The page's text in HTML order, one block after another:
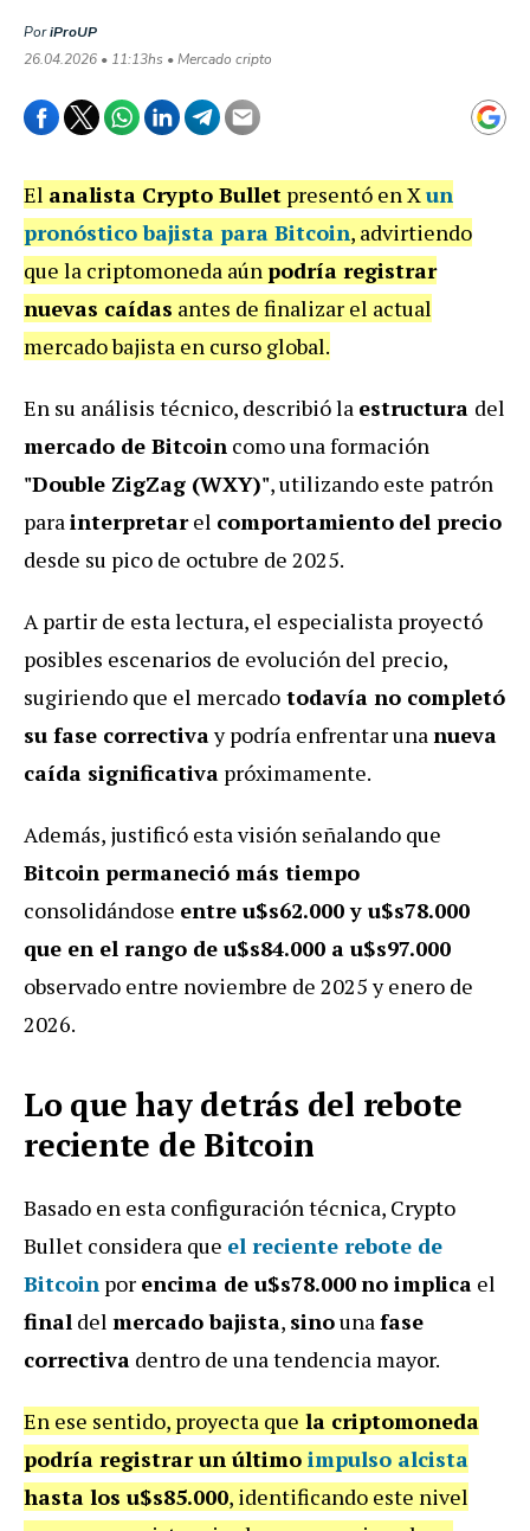
PoriProUP
26.04.2026 • 11:13hs • Mercado cripto
El analista Crypto Bullet presentó en Xun
pronóstico bajista para Bitcoin, advirtiendo
que la criptomoneda aúnpodría registrar
nuevas caídas antes de finalizar el actual
mercado bajista en curso global.
En su análisis técnico, describió la estructura del
mercado de Bitcoin como una formación
"Double ZigZag (WXY)", utilizando este patrón
parainterpretarel comportamiento del precio
desde su pico de octubre de 2025.
A partir de esta lectura, el especialista proyectó
posibles escenarios de evolución del precio,
sugiriendo que el mercado todavía no completó
su fase correctivay podría enfrentar unanueva
caída significativa próximamente.
Además, justificó esta visión señalando que
Bitcoin permaneció más tiempo
consolidándose entre u$s62.000 y u$s78.000
que en el rango de u$s84.000 a u$s97.000
observado entre noviembre de 2025 y enero de
2026.
Lo que hay detrás del rebote
reciente de Bitcoin
Basado en esta configuración técnica, Crypto
Bullet considera que el reciente rebote de
Bitcoin por encima de u$s78.000no implica el
final del mercado bajista, sinounafase
correctiva dentro de una tendencia mayor.
En ese sentido, proyecta que la criptomoneda
podría registrar un último impulso alcista
hasta los u$s85.000, identificando este nivel